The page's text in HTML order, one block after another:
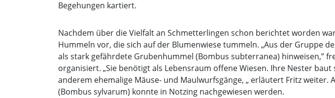
Begehungen kartiert.
Nachdem über die Vielfalt an Schmetterlingen schon berichtet worden
Hummeln vor, die sich auf der Blumenwiese tummeln. „Aus der Gruppe
als stark gefährdete Grubenhummel (Bombus subterranea) hinweisen,”
organisiert. „Sie benötigt als Lebensraum offene Wiesen. Ihre Nester
anderem ehemalige Mäuse- und Maulwurfsgänge, „ erläutert Fritz
(Bombus sylvarum) konnte in Notzing nachgewiesen werden.